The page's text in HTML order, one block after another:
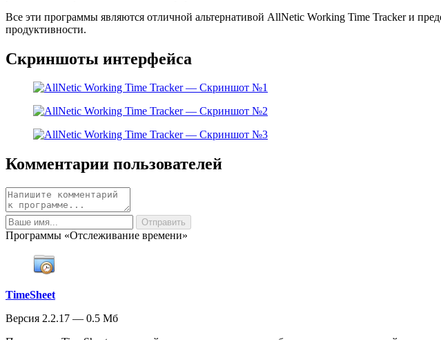
Все эти программы являются отличной альтернативой AllNetic Working Time Tracker и
продуктивности.
Скриншоты интерфейса
Комментарии пользователей
Программы «Отслеживание времени»
TimeSheet
Версия 2.2.17 — 0.5 Мб